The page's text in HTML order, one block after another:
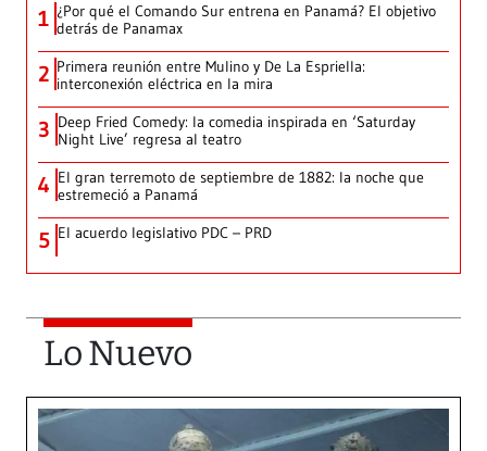
1 ¿Por qué el Comando Sur entrena en Panamá? El objetivo
detrás de Panamax
2 Primera reunión entre Mulino y De La Espriella:
interconexión eléctrica en la mira
3 Deep Fried Comedy: la comedia inspirada en ‘Saturday
Night Live’ regresa al teatro
4 El gran terremoto de septiembre de 1882: la noche que
estremeció a Panamá
5 El acuerdo legislativo PDC – PRD
Lo Nuevo